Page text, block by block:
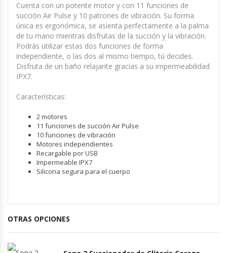
Cuenta con un potente motor y con 11 funciones de
succión Air Pulse y 10 patrones de vibración. Su forma
única es ergonómica, se asienta perfectamente a la palma
de tu mano mientras disfrutas de la succión y la vibración.
Podrás utilizar estas dos funciones de forma
independiente, o las dos al mismo tiempo, tú decides.
Disfruta de un baño relajante gracias a su impermeabilidad
IPX7.
Características:
2 motores
11 funciones de succión Air Pulse
10 funciones de vibración
Motores independientes
Recargable por USB
Impermeable IPX7
Silicona segura para el cuerpo
OTRAS OPCIONES